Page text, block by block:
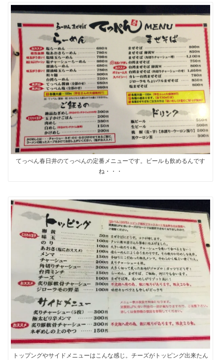
てっぺん春日井のてっぺんの定番メニューです。ビールも飲めるんです
ね・・・
トップングやサイドメニューはこんな感じ。チーズがトッピング出来たん